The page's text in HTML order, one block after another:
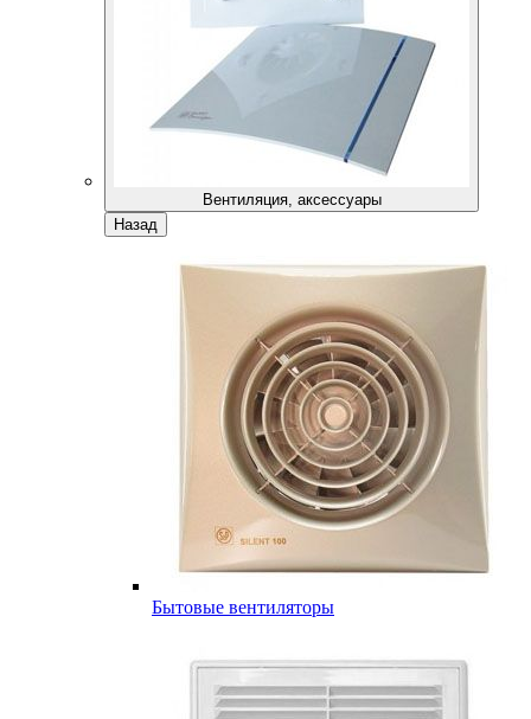
Вентиляция, аксессуары
Назад
Бытовые вентиляторы